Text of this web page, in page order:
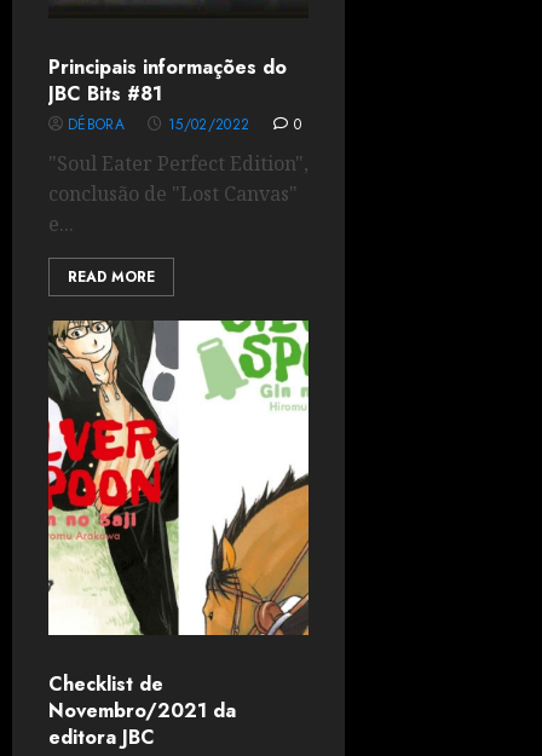
Principais informações do
JBC Bits #81
DÉBORA 15/02/2022 0
"Soul Eater Perfect Edition",
conclusão de "Lost Canvas"
e...
READ MORE
Checklist de
Novembro/2021 da
editora JBC